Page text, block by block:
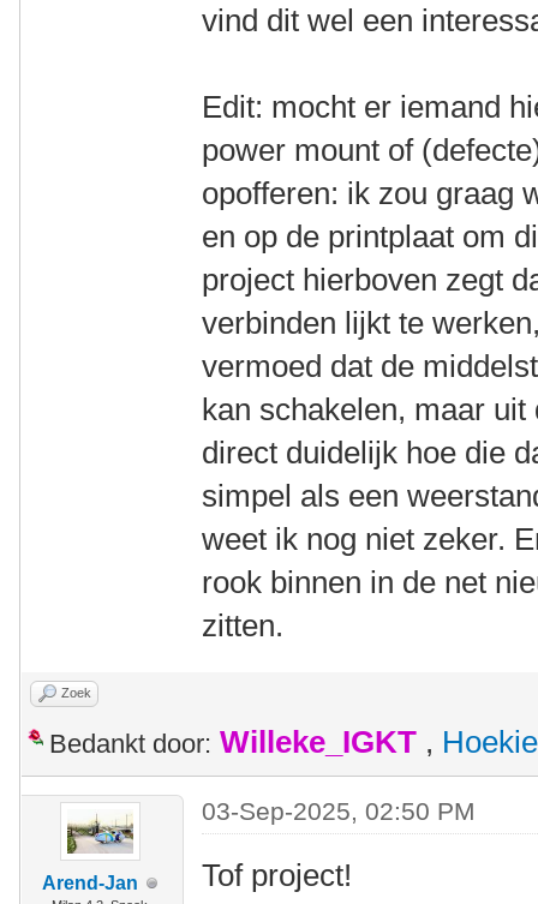
vind dit wel een
Edit: mocht er iemand
power mount of
opofferen: ik zou graag
en op de printplaat om
project hierboven zegt
verbinden lijkt te
vermoed dat de
kan schakelen, maar
direct duidelijk hoe die
simpel als een
weet ik nog niet zeker.
rook binnen in de net
zitten.
Zoek
Bedankt door: Willeke_IGKT , Hoekie
Arend-Jan
03-Sep-2025, 02:50 PM
Tof project!